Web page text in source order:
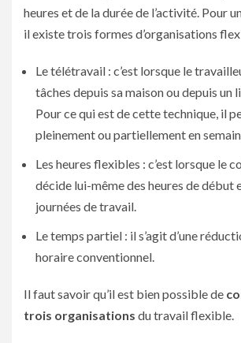
heures et de la durée de l’activité. Pour
il existe trois formes d’organisations
Le télétravail : c’est lorsque le
tâches depuis sa maison ou depuis un
Pour ce qui est de cette technique, il
pleinement ou partiellement en
Les heures flexibles : c’est lorsque le
décide lui-même des heures de début
journées de travail.
Le temps partiel : il s’agit d’une
horaire conventionnel.
Il faut savoir qu’il est bien possible de
trois organisations du travail flexible.